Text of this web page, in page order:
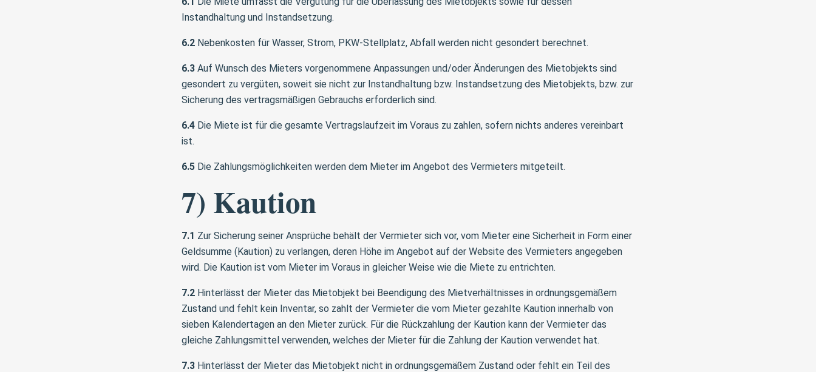
Instandhaltung und Instandsetzung.
6.2Nebenkosten für Wasser, Strom, PKW-Stellplatz, Abfall werden nicht gesondert berechnet.
6.3Auf Wunsch des Mieters vorgenommene Anpassungen und/oder Änderungen des Mietobjekts sind
gesondert zu vergüten, soweit sie nicht zur Instandhaltung bzw. Instandsetzung des Mietobjekts, bzw. zur
Sicherung des vertragsmäßigen Gebrauchs erforderlich sind.
6.4Die Miete ist für die gesamte Vertragslaufzeit im Voraus zu zahlen, sofern nichts anderes vereinbart
ist.
6.5Die Zahlungsmöglichkeiten werden dem Mieter im Angebot des Vermieters mitgeteilt.
7) Kaution
7.1 Zur Sicherung seiner Ansprüche behält der Vermieter sich vor, vom Mieter eine Sicherheit in Form einer
Geldsumme (Kaution) zu verlangen, deren Höhe im Angebot auf der Website des Vermieters angegeben
wird. Die Kaution ist vom Mieter im Voraus in gleicher Weise wie die Miete zu entrichten.
7.2Hinterlässt der Mieter das Mietobjekt bei Beendigung des Mietverhältnisses in ordnungsgemäßem
Zustand und fehlt kein Inventar, so zahlt der Vermieter die vom Mieter gezahlte Kaution innerhalb von
sieben Kalendertagen an den Mieter zurück. Für die Rückzahlung der Kaution kann der Vermieter das
gleiche Zahlungsmittel verwenden, welches der Mieter für die Zahlung der Kaution verwendet hat.
7.3Hinterlässt der Mieter das Mietobjekt nicht in ordnungsgemäßem Zustand oder fehlt ein Teil des